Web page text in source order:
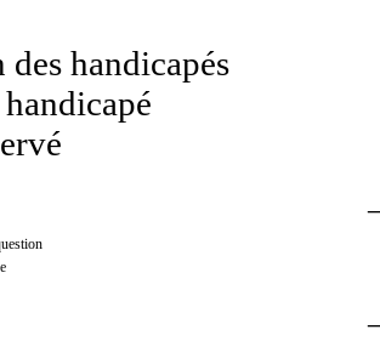
handicapés